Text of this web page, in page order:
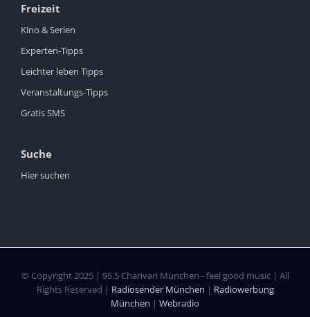
Freizeit
Kino & Serien
Experten-Tipps
Leichter leben Tipps
Veranstaltungs-Tipps
Gratis SMS
Suche
Hier suchen
© Copyright 2025 | 95.5 Charivari München - feel good music | All
Rights Reserved | Radiosender München | Radiowerbung
München | Webradio